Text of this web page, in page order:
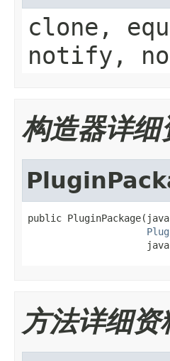
clone,
notify,
构造器详细
public
方法详细资